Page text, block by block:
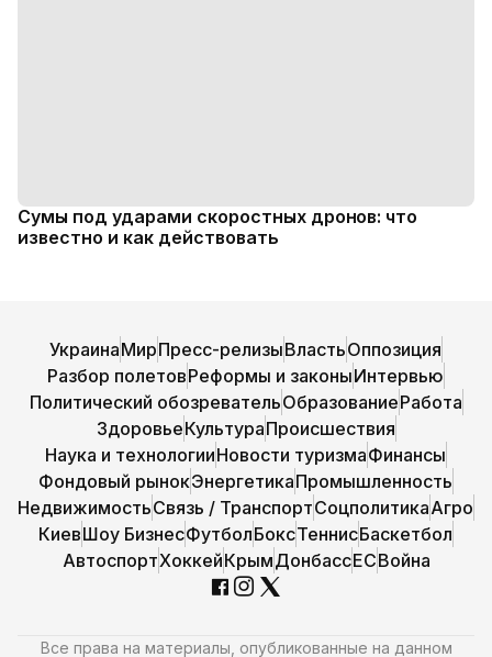
Сумы под ударами скоростных дронов: что
известно и как действовать
УкраинаМирПресс-релизыВластьОппозиция
Разбор полетовРеформы и законыИнтервью
Политический обозревательОбразованиеРабота
ЗдоровьеКультураПроисшествия
Наука и технологииНовости туризмаФинансы
Фондовый рынокЭнергетикаПромышленность
НедвижимостьСвязь / ТранспортСоцполитикаАгро
КиевШоу БизнесФутболБоксТеннисБаскетбол
АвтоспортХоккейКрымДонбассЕСВойна
Все права на материалы, опубликованные на данном